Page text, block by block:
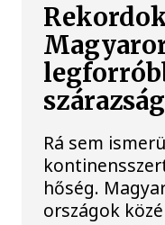
Rá sem
hőség.
országok